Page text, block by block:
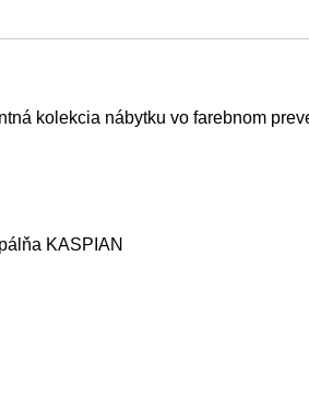
kolekcia nábytku vo farebnom
KASPIAN